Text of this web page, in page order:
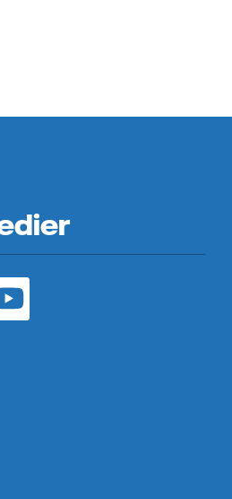
i ny flik)
(öppnas i ny flik)
(öppnas i ny flik)